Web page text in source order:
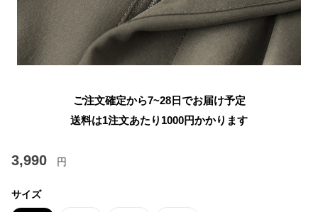
ご注文確定から7~28日でお届け予定
送料は1注文あたり 1000円かかります
3,990 円
サイズ